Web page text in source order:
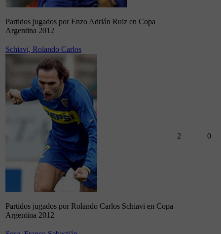
Partidos jugados por Enzo Adrián Ruiz en Copa
Argentina 2012
Schiavi, Rolando Carlos
Partidos jugados por Rolando Carlos Schiavi en Copa
Argentina 2012
2 0